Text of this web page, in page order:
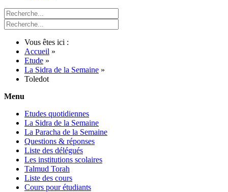
Vous êtes ici :
Accueil »
Etude »
La Sidra de la Semaine »
Toledot
Menu
Etudes quotidiennes
La Sidra de la Semaine
La Paracha de la Semaine
Questions & réponses
Liste des délégués
Les institutions scolaires
Talmud Torah
Liste des cours
Cours pour étudiants